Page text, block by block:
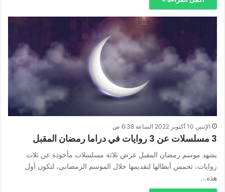
الإثنين 10 أكتوبر 2022 الساعة 6:38 ص
3 مسلسلات عن 3 روايات في دراما رمضان المقبل
يشهد موسم رمضان المقبل عرض ثلاثة مسلسلات مأخوذة عن ثلاث
روايات، تحمس أبطالها لتقديمها خلال الموسم الرمضاني، لتكون أول
هذه…